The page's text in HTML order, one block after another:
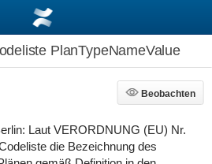
PlanTypeNameValue
Beobachten
Beobachten
Laut VERORDNUNG (EU) Nr.
die Bezeichnung des